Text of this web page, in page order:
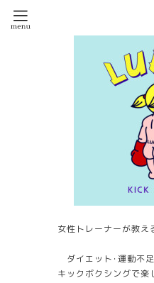
女性トレーナーが教え
ダイエット･運動不
キックボクシングで楽